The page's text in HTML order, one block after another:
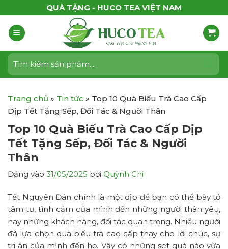
qua
nội
dung
QUÀ TẶNG - HUCO TEA VIỆT NAM
Tìm
kiếm:
Trang chủ » Tin tức » Top 10 Quà Biếu Trà Cao Cấp
Dịp Tết Tặng Sếp, Đối Tác & Người Thân
Top 10 Quà Biếu Trà Cao Cấp Dịp
Tết Tặng Sếp, Đối Tác & Người
Thân
Đăng vào 31/05/2025 bởi Quỳnh Chi
Tết Nguyên Đán chính là một dịp để bạn có thể bày tỏ
tâm tư, tình cảm của mình đến những người thân yêu,
hay những khách hàng, đối tác quan trọng. Nhiều người
đã lựa chọn quà biếu trà cao cấp thay cho lời chúc, sự
tri ân của mình đến họ. Vậy có những set quà nào vừa